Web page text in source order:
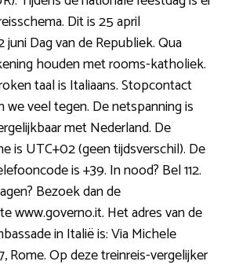
Dit is 25 april
juni Dag van de Republiek. Qua
houden met rooms-katholiek.
taal is Italiaans. Stopcontact
veel tegen. De netspanning is
met Nederland. De
is UTC+02 (geen tijdsverschil). De
is +39. In nood? Bel 112.
Bezoek dan de
www.governo.it. Het adres van de
in Italië is: Via Michele
Rome. Op deze treinreis-vergelijker